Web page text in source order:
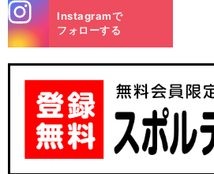
m
Instagramで
フォローする